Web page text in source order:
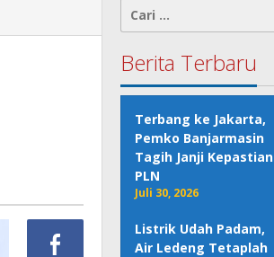
untuk:
Berita Terbaru
Terbang ke Jakarta,
Pemko Banjarmasin
Tagih Janji Kepastian
PLN
Juli 30, 2026
Listrik Udah Padam,
Air Ledeng Tetaplah